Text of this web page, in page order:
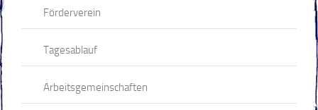
Förderverein
Tagesablauf
Arbeitsgemeinschaften